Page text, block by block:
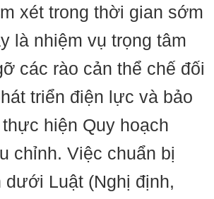
xét trong thời gian sớm
là nhiệm vụ trọng tâm
các rào cản thể chế đối
triển điện lực và bảo
hiện Quy hoạch
chỉnh. Việc chuẩn bị
dưới Luật (Nghị định,